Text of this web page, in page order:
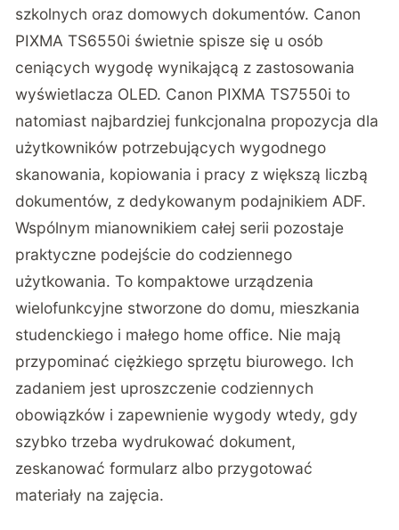
szkolnych oraz domowych dokumentów. Canon
PIXMA TS6550i świetnie spisze się u osób
ceniących wygodę wynikającą z zastosowania
wyświetlacza OLED. Canon PIXMA TS7550i to
natomiast najbardziej funkcjonalna propozycja dla
użytkowników potrzebujących wygodnego
skanowania, kopiowania i pracy z większą liczbą
dokumentów, z dedykowanym podajnikiem ADF.
Wspólnym mianownikiem całej serii pozostaje
praktyczne podejście do codziennego
użytkowania. To kompaktowe urządzenia
wielofunkcyjne stworzone do domu, mieszkania
studenckiego i małego home office. Nie mają
przypominać ciężkiego sprzętu biurowego. Ich
zadaniem jest uproszczenie codziennych
obowiązków i zapewnienie wygody wtedy, gdy
szybko trzeba wydrukować dokument,
zeskanować formularz albo przygotować
materiały na zajęcia.